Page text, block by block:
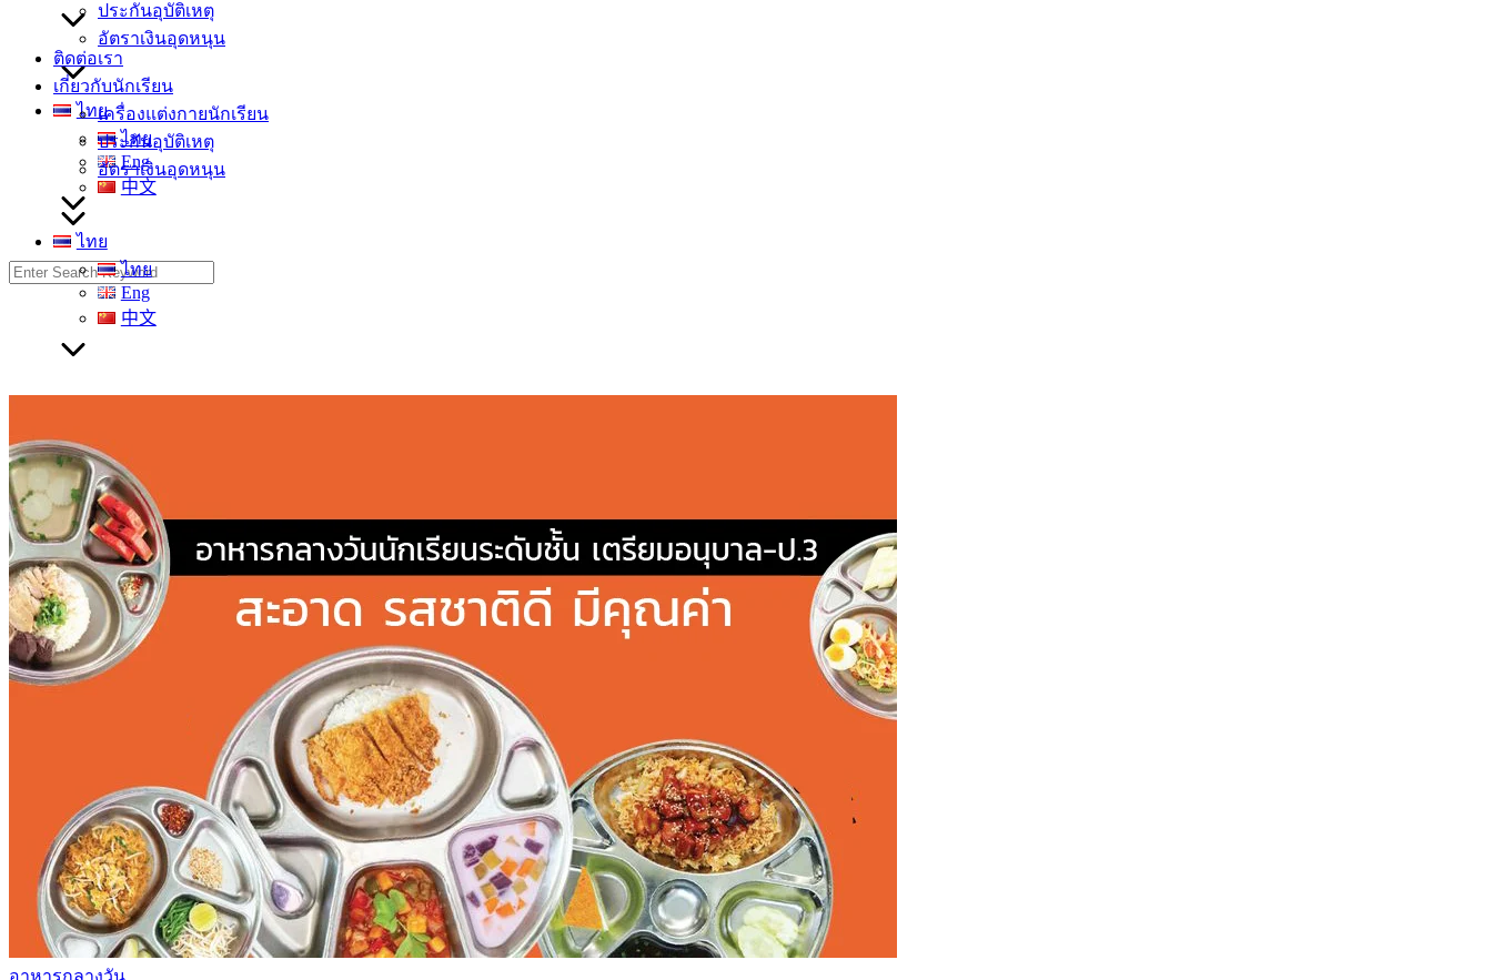
ติดต่อเรา
เกี่ยวกับนักเรียน
เครื่องแต่งกายนักเรียน
ประกันอุบัติเหตุ
อัตราเงินอุดหนุน
ไทย
ไทย
Eng
中文
ประกันอุบัติเหตุ
อัตราเงินอุดหนุน
ไทย
ไทย
Eng
中文
Search
for:
อาหารกลางวัน